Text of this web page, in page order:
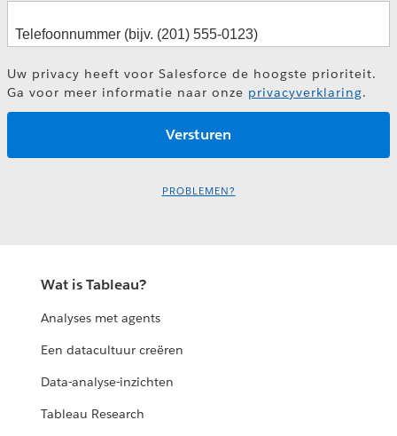
Uw privacy heeft voor Salesforce de hoogste prioriteit.
Ga voor meer informatie naar onze privacyverklaring.
PROBLEMEN?
Wat is Tableau?
Analyses met agents
Een datacultuur creëren
Data-analyse-inzichten
Tableau Research